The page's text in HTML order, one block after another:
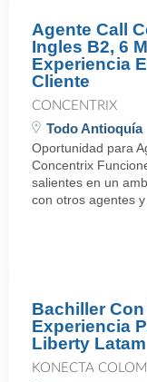
Agente Call
Ingles B2, 6
Experiencia
Cliente
CONCENTRIX
Todo Antioquía
Oportunidad para
Concentrix
salientes en un
con otros agentes y
Bachiller Con
Experiencia
Liberty Latam
KONECTA